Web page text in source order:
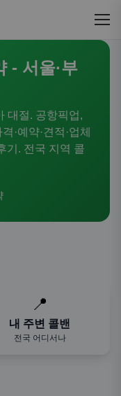
- 서울·부
대절. 공항픽업,
·예약·견적·업체
기. 전국 지역 콜
📍
내 주변 콜밴
전국 어디서나